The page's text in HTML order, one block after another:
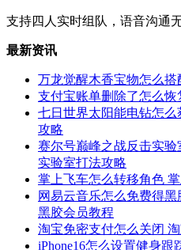
支持四人实时组队，语音沟通
最新资讯
万龙觉醒木香宝物怎么
支付宝账单删除了怎么
七日世界太阳能电钻怎
攻略
赛尔号巅峰之战反击实
实验室打法攻略
掌上飞车怎么转移角色
网易云音乐怎么免费得
黑胶会员教程
淘宝免密支付怎么关闭
iPhone16怎么设置健身跟